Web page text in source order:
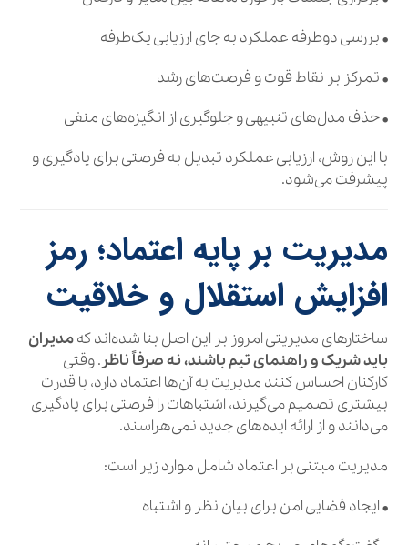
• بررسی دوطرفه عملکرد به جای ارزیابی یک‌طرفه
• تمرکز بر نقاط قوت و فرصت‌های رشد
• حذف مدل‌های تنبیهی و جلوگیری از انگیزه‌های منفی
با این روش، ارزیابی عملکرد تبدیل به فرصتی برای یادگیری و
پیشرفت می‌شود.
مدیریت بر پایه اعتماد؛ رمز
افزایش استقلال و خلاقیت
ساختارهای مدیریتی امروز بر این اصل بنا شده‌اند کهمدیران
باید شریک و راهنمای تیم باشند، نه صرفاً ناظر. وقتی
کارکنان احساس کنند مدیریت به آن‌ها اعتماد دارد، با قدرت
بیشتری تصمیم می‌گیرند، اشتباهات را فرصتی برای یادگیری
می‌دانند و از ارائه ایده‌های جدید نمی‌هراسند.
مدیریت مبتنی بر اعتماد شامل موارد زیر است:
• ایجاد فضایی امن برای بیان نظر و اشتباه